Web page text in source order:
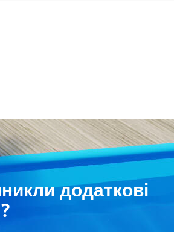
додаткові